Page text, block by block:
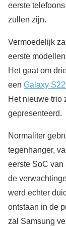
eerste
zullen zijn.
Vermoedelijk
eerste
Het gaat om
een Galaxy
Het nieuwe trio
gepresenteerd.
Normaliter
tegenhanger,
eerste SoC van
de
werd echter
ontstaan in de
zal Samsung